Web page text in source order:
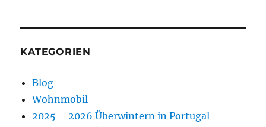
KATEGORIEN
Blog
Wohnmobil
2025 – 2026 Überwintern in Portugal